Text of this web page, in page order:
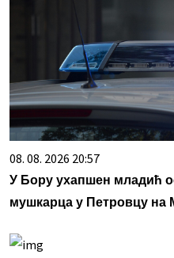
08. 08. 2026 20:57
У Бору ухапшен младић
мушкарца у Петровцу на